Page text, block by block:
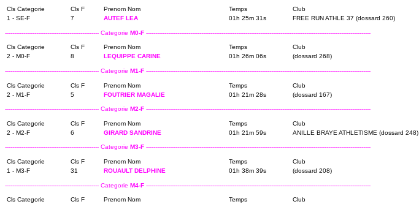
Cls Categorie Cls F Prenom Nom Temps
Club
1 - SE-F
7 AUTEF LEA 01h 25m 31s FREE RUN ATHLE 37 (dossard 260)
--------------------------------------------------- Categorie M0-F --------------------------------------------------------------------------------------------------------------------------
Cls Categorie Cls F Prenom Nom Temps
Club
2 - M0-F
8 LEQUIPPE CARINE 01h 26m 06s (dossard 268)
--------------------------------------------------- Categorie M1-F --------------------------------------------------------------------------------------------------------------------------
Cls Categorie Cls F Prenom Nom Temps
Club
2 - M1-F
5 FOUTRIER MAGALIE 01h 21m 28s (dossard 167)
--------------------------------------------------- Categorie M2-F --------------------------------------------------------------------------------------------------------------------------
Cls Categorie Cls F Prenom Nom Temps
Club
2 - M2-F
6 GIRARD SANDRINE 01h 21m 59s ANILLE BRAYE ATHLETISME (dossard 248)
--------------------------------------------------- Categorie M3-F --------------------------------------------------------------------------------------------------------------------------
Cls Categorie Cls F Prenom Nom Temps
Club
1 - M3-F
31 ROUAULT DELPHINE 01h 38m 39s (dossard 208)
--------------------------------------------------- Categorie M4-F --------------------------------------------------------------------------------------------------------------------------
Cls Categorie Cls F Prenom Nom Temps
Club